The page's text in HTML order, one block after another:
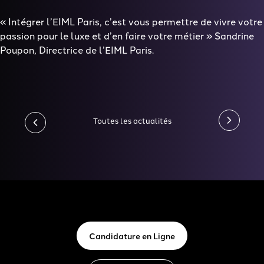
« Intégrer l’EIML Paris, c’est vous permettre de vivre votre
passion pour le luxe et d’en faire votre métier» Sandrine
Poupon, Directrice de l’EIML Paris.
Toutes les actualités
Candidature en Ligne